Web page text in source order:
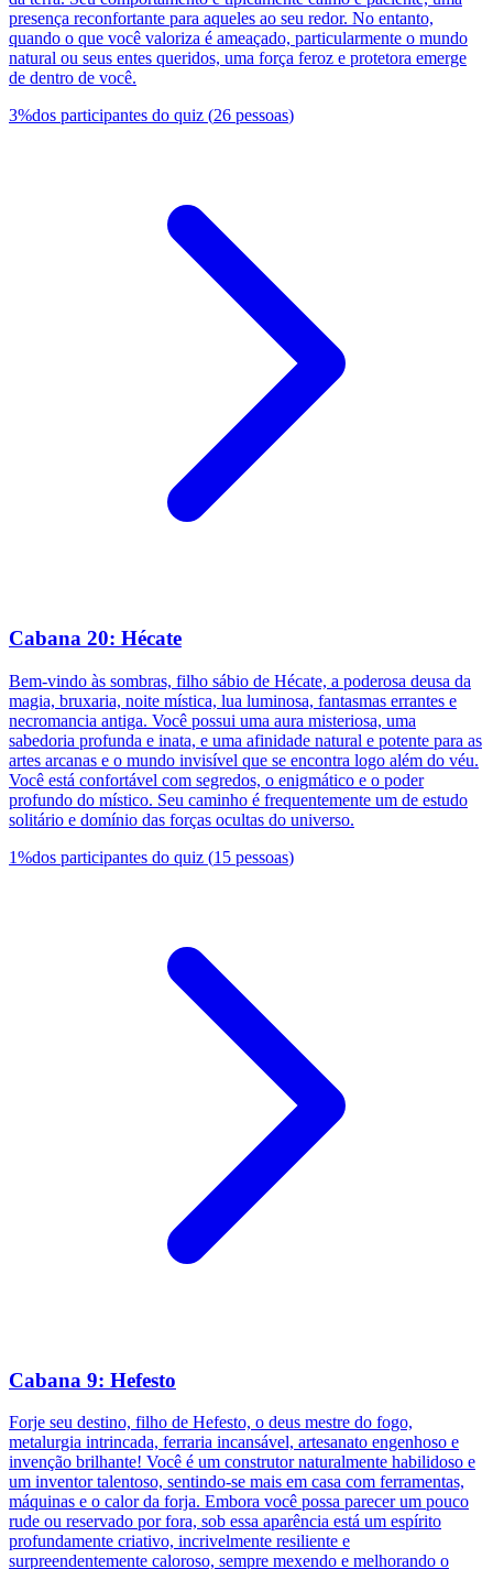
presença reconfortante para aqueles ao seu redor. No entanto,
quando o que você valoriza é ameaçado, particularmente o mundo
natural ou seus entes queridos, uma força feroz e protetora emerge
de dentro de você.
3%dos participantes do quiz (26 pessoas)
Cabana 20: Hécate
Bem-vindo às sombras, filho sábio de Hécate, a poderosa deusa da
magia, bruxaria, noite mística, lua luminosa, fantasmas errantes e
necromancia antiga. Você possui uma aura misteriosa, uma
sabedoria profunda e inata, e uma afinidade natural e potente para as
artes arcanas e o mundo invisível que se encontra logo além do véu.
Você está confortável com segredos, o enigmático e o poder
profundo do místico. Seu caminho é frequentemente um de estudo
solitário e domínio das forças ocultas do universo.
1%dos participantes do quiz (15 pessoas)
Cabana 9: Hefesto
Forje seu destino, filho de Hefesto, o deus mestre do fogo,
metalurgia intrincada, ferraria incansável, artesanato engenhoso e
invenção brilhante! Você é um construtor naturalmente habilidoso e
um inventor talentoso, sentindo-se mais em casa com ferramentas,
máquinas e o calor da forja. Embora você possa parecer um pouco
rude ou reservado por fora, sob essa aparência está um espírito
profundamente criativo, incrivelmente resiliente e
surpreendentemente caloroso, sempre mexendo e melhorando o